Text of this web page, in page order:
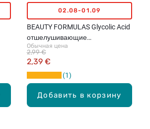
Добавить в корзину
02.08-01.09
BEAUTY FORMULAS Glycolic Acid
отшелушивающие
тонизирующие подушечки,
30шт.
Обычная цена
2,39 €
2,99 €
1